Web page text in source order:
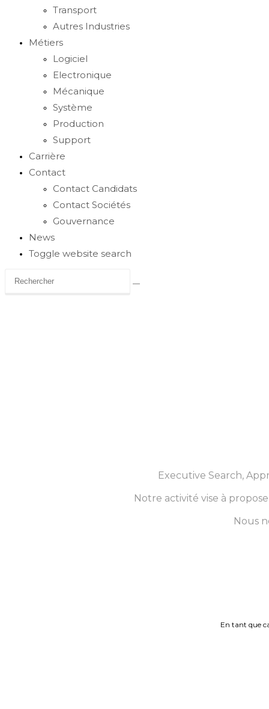
Transport
Autres Industries
Métiers
Logiciel
Electronique
Mécanique
Système
Production
Support
Carrière
Contact
Contact Candidats
Contact Sociétés
Gouvernance
News
Toggle website search
Executive Search,
Notre activité vise à
Nous
En tant que